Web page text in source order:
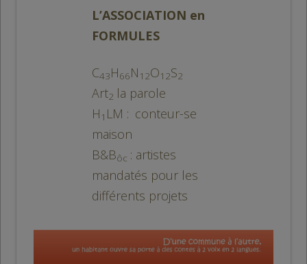
L’ASSOCIATION en
FORMULES
C43H66N 12O12S2
Art2 la parole
H 1 LM : conteur-se
maison
B&Bôc : artistes
mandatés pour les
différents projets